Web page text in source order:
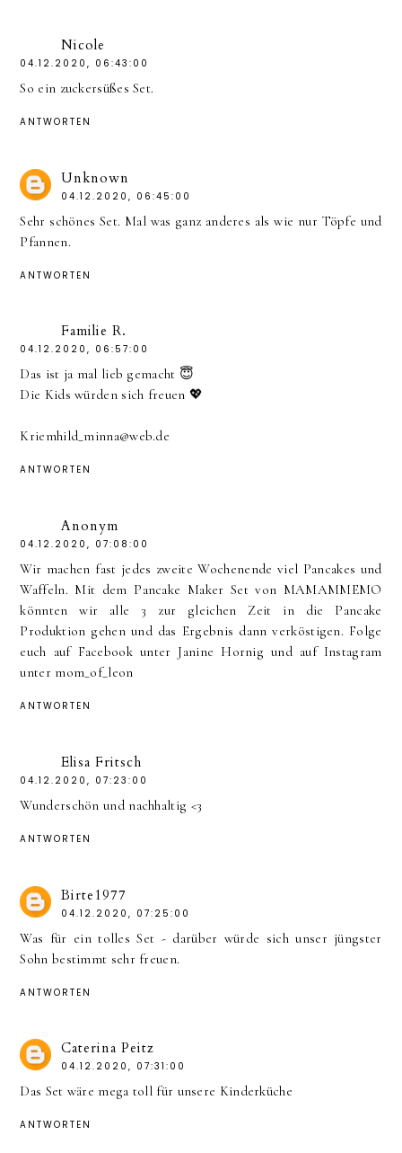
Nicole
04.12.2020, 06:43:00
So ein zuckersüßes Set.
ANTWORTEN
Unknown
04.12.2020, 06:45:00
Sehr schönes Set. Mal was ganz anderes als wie nur Töpfe und
Pfannen.
ANTWORTEN
Familie R.
04.12.2020, 06:57:00
Das ist ja mal lieb gemacht 😇
Die Kids würden sich freuen 💖
Kriemhild_minna@web.de
ANTWORTEN
Anonym
04.12.2020, 07:08:00
Wir machen fast jedes zweite Wochenende viel Pancakes und
Waffeln. Mit dem Pancake Maker Set von MAMAMMEMO
könnten wir alle 3 zur gleichen Zeit in die Pancake
Produktion gehen und das Ergebnis dann verköstigen. Folge
euch auf Facebook unter Janine Hornig und auf Instagram
unter mom_of_leon
ANTWORTEN
Elisa Fritsch
04.12.2020, 07:23:00
Wunderschön und nachhaltig <3
ANTWORTEN
Birte1977
04.12.2020, 07:25:00
Was für ein tolles Set - darüber würde sich unser jüngster
Sohn bestimmt sehr freuen.
ANTWORTEN
Caterina Peitz
04.12.2020, 07:31:00
Das Set wäre mega toll für unsere Kinderküche
ANTWORTEN